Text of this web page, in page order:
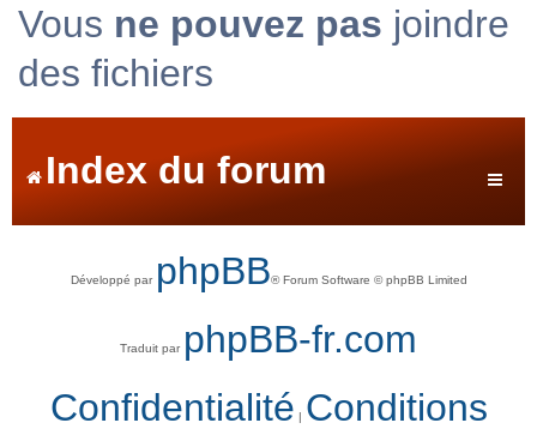
Vous ne pouvez pas joindre
des fichiers
Index du forum
Développé par phpBB® Forum Software © phpBB Limited
Traduit par phpBB-fr.com
Confidentialité | Conditions